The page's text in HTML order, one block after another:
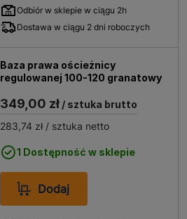
Odbiór w sklepie w ciągu 2h
Dostawa w ciągu 2 dni roboczych
Baza prawa ościeżnicy
regulowanej 100-120 granatowy
349,00 zł / sztuka brutto
283,74 zł / sztuka netto
1 Dostępność w sklepie
Dodaj